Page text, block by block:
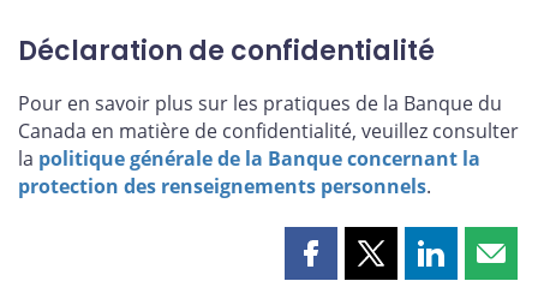
Déclaration de confidentialité
Pour en savoir plus sur les pratiques de la Banque du
Canada en matière de confidentialité, veuillez consulter
la politique générale de la Banque concernant la
protection des renseignements personnels.
PartagerPartagerPartager